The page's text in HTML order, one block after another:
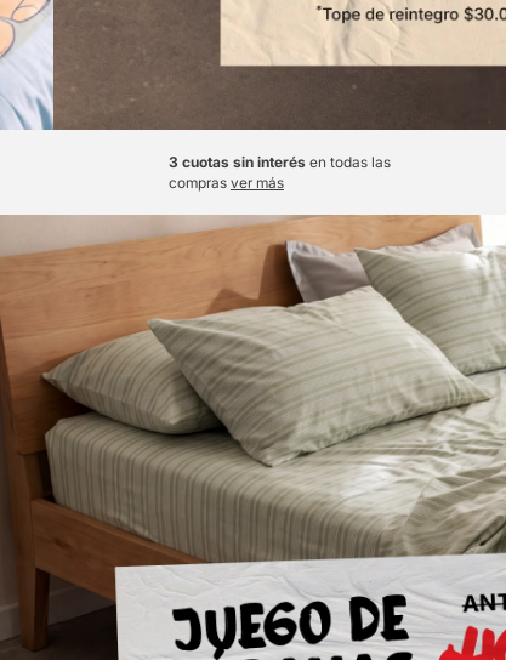
3 cuotas sin interés en todas las
compras ver más